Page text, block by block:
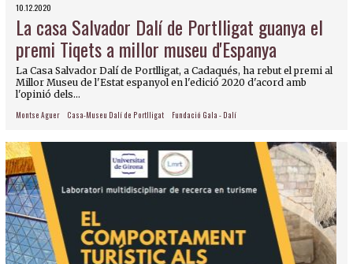
10.12.2020
La casa Salvador Dalí de Portlligat guanya el
premi Tiqets a millor museu d'Espanya
La Casa Salvador Dalí de Portlligat, a Cadaqués, ha rebut el premi al
Millor Museu de l'Estat espanyol en l'edició 2020 d'acord amb
l'opinió dels...
Montse Aguer Casa-Museu Dalí de Portlligat Fundació Gala - Dalí